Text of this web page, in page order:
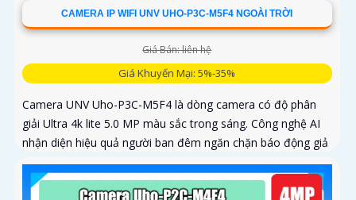
CAMERA IP WIFI UNV UHO-P3C-M5F4 NGOÀI TRỜI
Giá Bán: liên hệ
Giá Khuyến Mại: 5%-35%
Camera UNV Uho-P3C-M5F4 là dòng camera có độ phân
giải Ultra 4k lite 5.0 MP màu sắc trong sáng. Công nghệ AI
nhận diện hiệu quả người ban đêm ngăn chặn báo động giả